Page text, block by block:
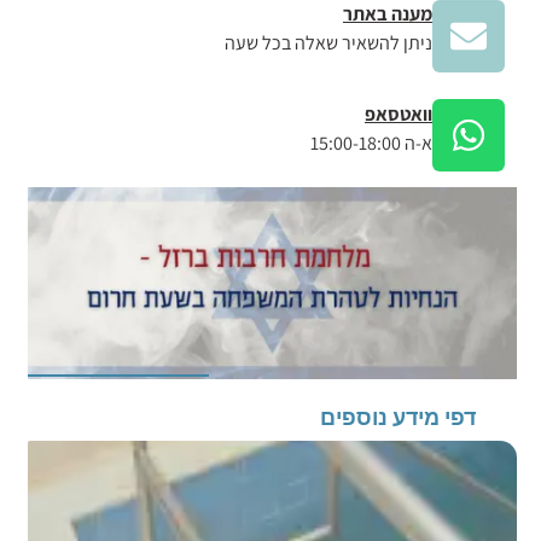
מענה באתר
ניתן להשאיר שאלה בכל שעה
וואטסאפ
א-ה 15:00-18:00
דפי מידע נוספים